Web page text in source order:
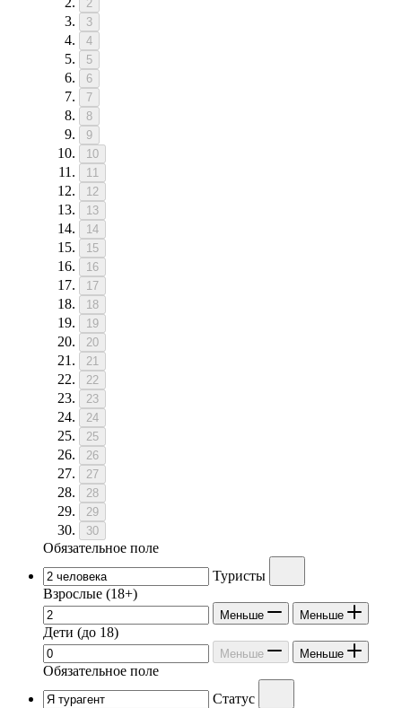
2
3
4
5
6
7
8
9
10
11
12
13
14
15
16
17
18
19
20
21
22
23
24
25
26
27
28
29
30
Обязательное поле
Туристы
Взрослые (18+)
Меньше Меньше
Дети (до 18)
Меньше Меньше
Обязательное поле
Статус